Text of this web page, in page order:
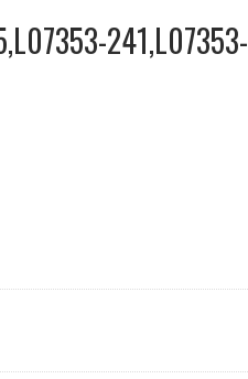
241,L07353-